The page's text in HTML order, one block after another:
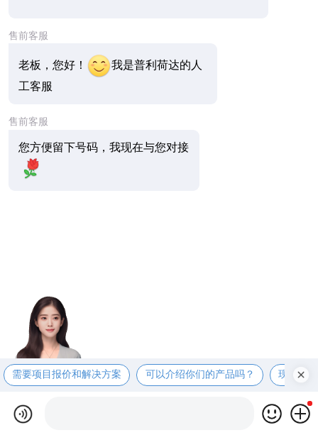
售前客服
老板，您好！
我是普利荷达的人
工客服
售前客服
您方便留下号码，我现在与您对接
需要项目报价和解决方案 可以介绍你们的产品吗？ 现在有